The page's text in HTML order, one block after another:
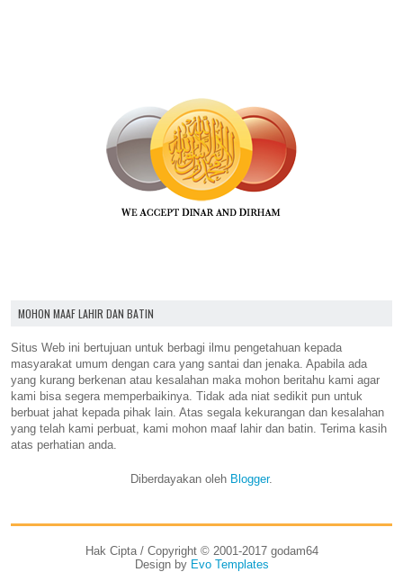
MOHON MAAF LAHIR DAN BATIN
Situs Web ini bertujuan untuk berbagi ilmu pengetahuan kepada
masyarakat umum dengan cara yang santai dan jenaka. Apabila ada
yang kurang berkenan atau kesalahan maka mohon beritahu kami agar
kami bisa segera memperbaikinya. Tidak ada niat sedikit pun untuk
berbuat jahat kepada pihak lain. Atas segala kekurangan dan kesalahan
yang telah kami perbuat, kami mohon maaf lahir dan batin. Terima kasih
atas perhatian anda.
Diberdayakan oleh Blogger.
Hak Cipta / Copyright © 2001-2017 godam64
Design by Evo Templates